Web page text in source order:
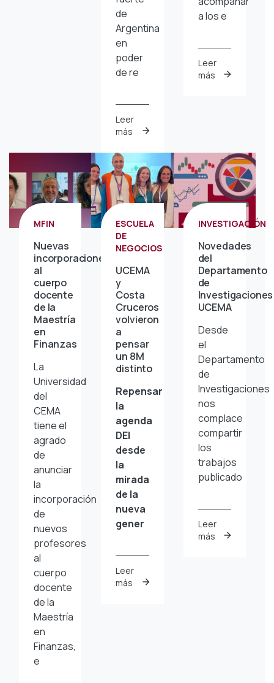
de
Argentina
en
poder
de re
Leer
más
a los e
Leer
más
MFIN
Nuevas
incorporaciones
al
cuerpo
docente
de la
Maestría
en
Finanzas
La
Universidad
del
CEMA
tiene el
agrado
de
anunciar
la
incorporación
de
nuevos
profesores
al
cuerpo
docente
de la
Maestría
en
Finanzas,
e
ESCUELA
DE
NEGOCIOS
UCEMA
y
Costa
Cruceros
volvieron
a
pensar
un 8M
distinto
Repensar
la
agenda
DEI
desde
la
mirada
de la
nueva
gener
Leer
más
INVESTIGACIÓN
Novedades
del
Departamento
de
Investigaciones
UCEMA
Desde
el
Departamento
de
Investigaciones
nos
complace
compartir
los
trabajos
publicado
Leer
más